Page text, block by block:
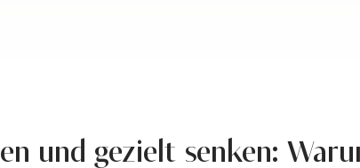
und gezielt senken: